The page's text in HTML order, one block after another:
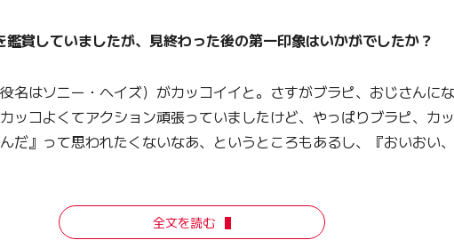
賞していましたが、見終わった後の第一印象はいかがでしたか？
名はソニー・ヘイズ）がカッコイイと。さすがブラピ、おじさんに
ッコよくてアクション頑張っていましたけど、やっぱりブラピ、カ
だ』って思われたくないなあ、というところもあるし、『おいおい
全文を読む